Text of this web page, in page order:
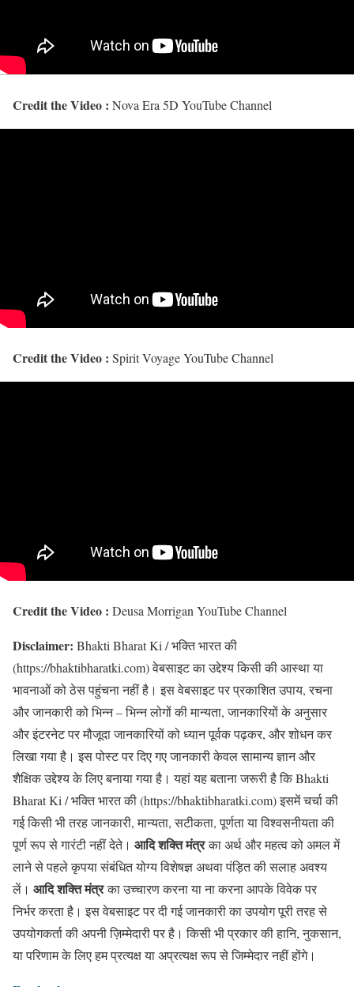
Credit the Video : Nova Era 5D YouTube Channel
Credit the Video : Spirit Voyage YouTube Channel
Credit the Video : Deusa Morrigan YouTube Channel
Disclaimer: Bhakti Bharat Ki / भक्ति भारत की
(https://bhaktibharatki.com) वेबसाइट का उद्देश्य किसी की आस्था या
भावनाओं को ठेस पहुंचना नहीं है। इस वेबसाइट पर प्रकाशित उपाय, रचना
और जानकारी को भिन्न – भिन्न लोगों की मान्यता, जानकारियों के अनुसार
और इंटरनेट पर मौजूदा जानकारियों को ध्यान पूर्वक पढ़कर, और शोधन कर
लिखा गया है। इस पोस्ट पर दिए गए जानकारी केवल सामान्य ज्ञान और
शैक्षिक उद्देश्य के लिए बनाया गया है। यहां यह बताना जरूरी है कि Bhakti
Bharat Ki / भक्ति भारत की (https://bhaktibharatki.com) इसमें चर्चा की
गई किसी भी तरह जानकारी, मान्यता, सटीकता, पूर्णता या विश्वसनीयता की
पूर्ण रूप से गारंटी नहीं देते। आदि शक्ति मंत्रका अर्थ और महत्व को अमल में
लाने से पहले कृपया संबंधित योग्य विशेषज्ञ अथवा पंड़ित की सलाह अवश्य
लें। आदि शक्ति मंत्र का उच्चारण करना या ना करना आपके विवेक पर
निर्भर करता है। इस वेबसाइट पर दी गई जानकारी का उपयोग पूरी तरह से
उपयोगकर्ता की अपनी ज़िम्मेदारी पर है। किसी भी प्रकार की हानि, नुकसान,
या परिणाम के लिए हम प्रत्यक्ष या अप्रत्यक्ष रूप से जिम्मेदार नहीं होंगे।